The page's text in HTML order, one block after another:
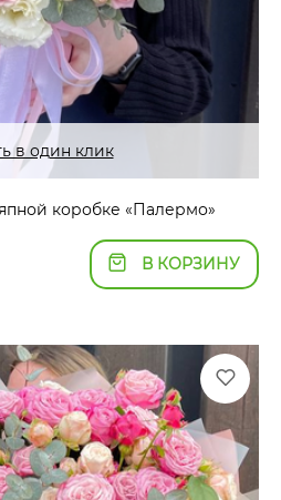
в один клик
коробке «Палермо»
В КОРЗИНУ